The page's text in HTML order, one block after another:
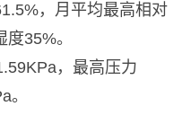
，月平均最高相对
35%。
，最高压力
。